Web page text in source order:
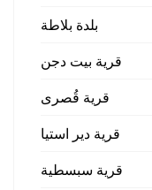
بلدة بلاطة
قرية بيت دجن
قرية قُصرى
قرية دير استيا
قرية سبسطية